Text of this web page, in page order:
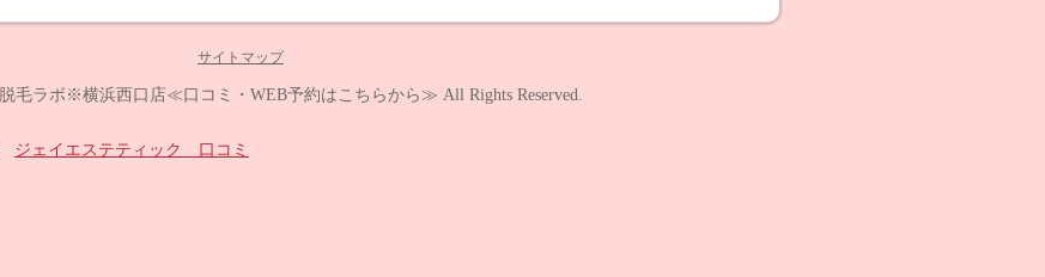
サイトマップ
脱毛ラボ※横浜西口店≪口コミ・WEB予約はこちらから≫ All Rights Reserved.
ジェイエステティック 口コミ